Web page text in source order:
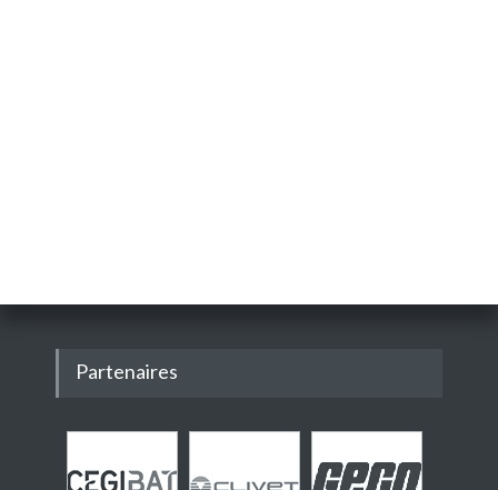
Partenaires